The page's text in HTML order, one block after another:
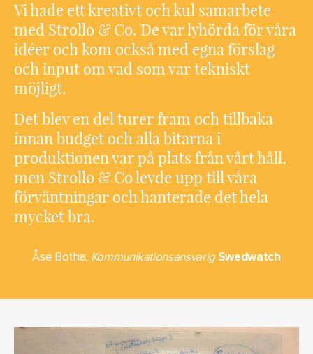
Vi hade ett kreativt och kul samarbete
med Strollo & Co. De var lyhörda för våra
idéer och kom också med egna förslag
och input om vad som var tekniskt
möjligt.
Det blev en del turer fram och tillbaka
innan budget och alla bitarna i
produktionen var på plats från vårt håll,
men Strollo & Co levde upp till våra
förväntningar och hanterade det hela
mycket bra.
Åse Botha, Kommunikationsansvarig Swedwatch